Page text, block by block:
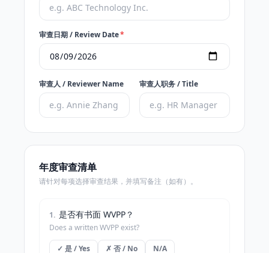
审查日期 / Review Date*
审查人 / Reviewer Name 审查人职务 / Title
年度审查清单
请针对每项选择审查结果，并填写备注（如有）。
1. 是否有书面 WVPP？
Does a written WVPP exist?
✓ 是 / Yes ✗ 否 / No N/A